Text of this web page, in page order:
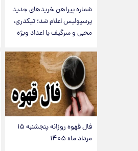
شماره پیراهن خریدهای جدید
پرسپولیس اعلام شد؛ تیکدری،
محبی و سرگیف با اعداد ویژه
فال قهوه روزانه پنجشنبه ۱۵
مرداد ماه ۱۴۰۵